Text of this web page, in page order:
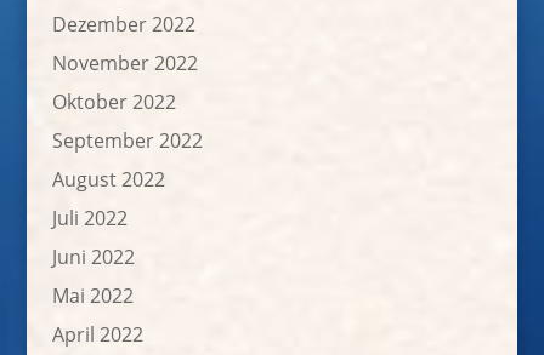
Dezember 2022
November 2022
Oktober 2022
September 2022
August 2022
Juli 2022
Juni 2022
Mai 2022
April 2022